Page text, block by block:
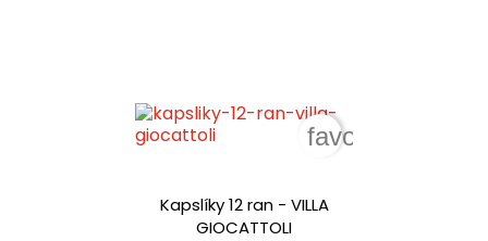
Kapslíky 12 ran - VILLA
GIOCATTOLI
favorite_border